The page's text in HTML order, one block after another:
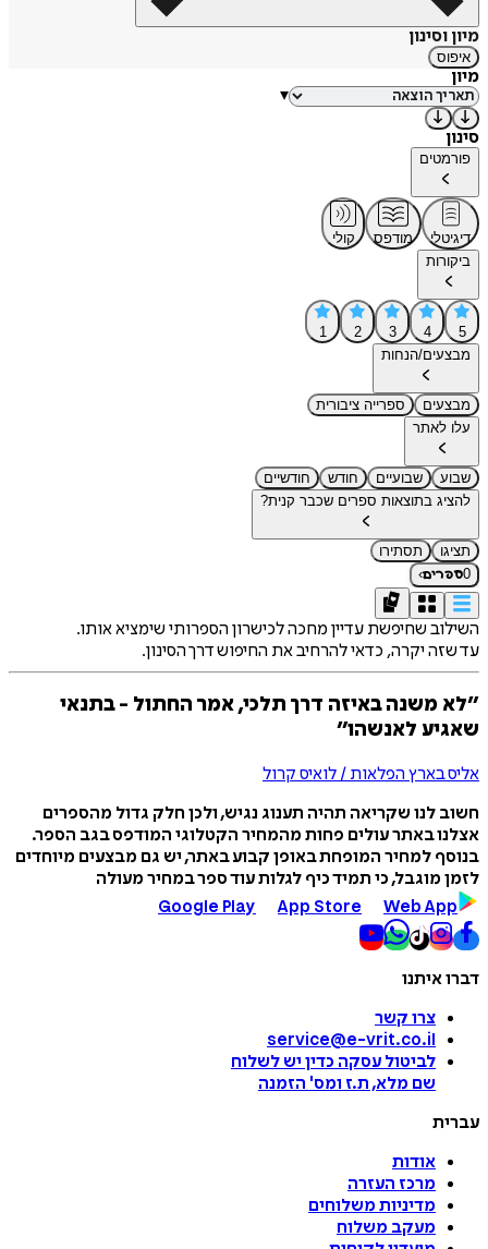
מיון וסינון
איפוס
מיון
▾
סינון
פורמטים
דיגיטלי מודפס
קולי
ביקורות
5
4
3
2
1
מבצעים/הנחות
מבצעים
ספרייה ציבורית
עלו לאתר
שבוע שבועיים חודש
חודשיים
להציג בתוצאות ספרים שכבר קנית?
תציגו
תסתירו
0ספרים›
השילוב שחיפשת עדיין מחכה לכישרון הספרותי שימציא אותו.
עד שזה יקרה, כדאי להרחיב את החיפוש דרך הסינון.
״לא משנה באיזה דרך תלכי, אמר החתול - בתנאי
שאגיע לאנשהו״
אליס בארץ הפלאות / לואיס קרול
חשוב לנו שקריאה תהיה תענוג נגיש, ולכן חלק גדול מהספרים
אצלנו באתר עולים פחות מהמחיר הקטלוגי המודפס בגב הספר.
בנוסף למחיר המופחת באופן קבוע באתר, יש גם מבצעים מיוחדים
לזמן מוגבל, כי תמיד כיף לגלות עוד ספר במחיר מעולה
Google Play
App Store Web App
דברו איתנו
צרו קשר
service@e-vrit.co.il
לביטול עסקה כדין יש לשלוח
שם מלא, ת.ז ומס' הזמנה
עברית
אודות
מרכז העזרה
מדיניות משלוחים
מעקב משלוח